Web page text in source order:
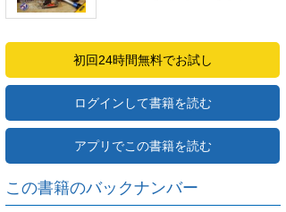
初回24時間無料でお試し
ログインして書籍を読む
アプリでこの書籍を読む
この書籍のバックナンバー